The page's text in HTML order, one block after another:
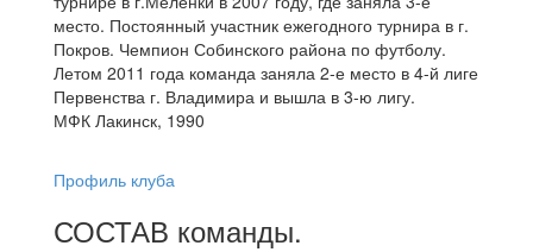
место. Постоянный участник ежегодного турнира в г.
Покров. Чемпион Собинского района по футболу.
Летом 2011 года команда заняла 2-е место в 4-й лиге
Первенства г. Владимира и вышла в 3-ю лигу.
МФК Лакинск, 1990
Профиль клуба
СОСТАВ команды.